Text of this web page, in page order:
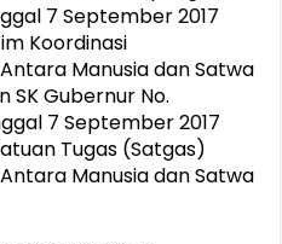
7 September 2017
Koordinasi
Manusia dan Satwa
SK Gubernur No.
7 September 2017
Tugas (Satgas)
Manusia dan Satwa